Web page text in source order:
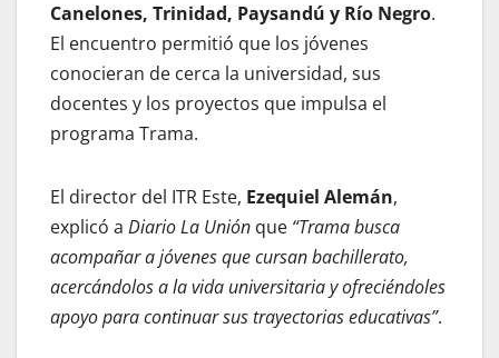
Canelones, Trinidad, Paysandú y Río Negro.
El encuentro permitió que los jóvenes
conocieran de cerca la universidad, sus
docentes y los proyectos que impulsa el
programa Trama.
El director del ITR Este, Ezequiel Alemán,
explicó a Diario La Unión que “Trama busca
acompañar a jóvenes que cursan bachillerato,
acercándolos a la vida universitaria y ofreciéndoles
apoyo para continuar sus trayectorias educativas”.